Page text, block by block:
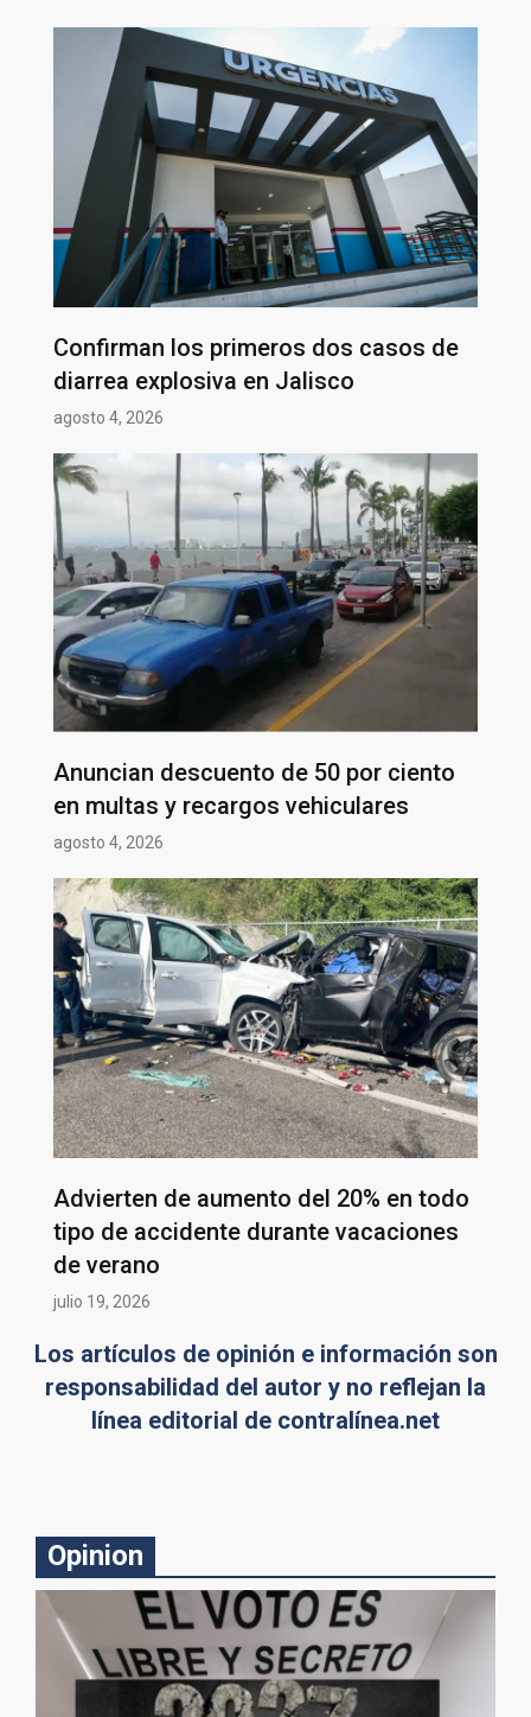
Confirman los primeros dos casos de
diarrea explosiva en Jalisco
agosto 4, 2026
Anuncian descuento de 50 por ciento
en multas y recargos vehiculares
agosto 4, 2026
Advierten de aumento del 20% en todo
tipo de accidente durante vacaciones
de verano
julio 19, 2026
Los artículos de opinión e información son
responsabilidad del autor y no reflejan la
línea editorial de contralínea.net
Opinion